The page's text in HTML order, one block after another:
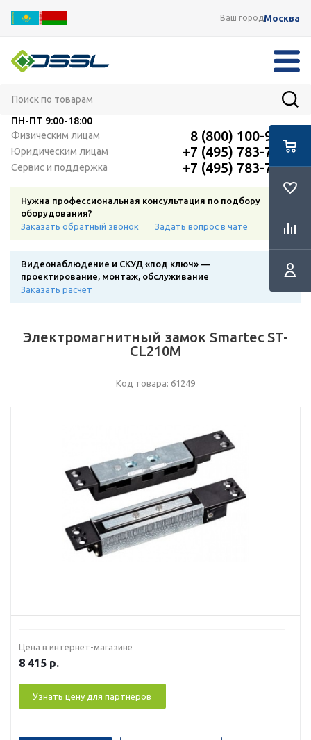
Ваш городМосква
ПН-ПТ 9:00-18:00
Физическим лицам
8 (800) 100-91-12
Юридическим лицам +7 (495) 783-72-87
Сервис и поддержка +7 (495) 783-72-87
Нужна профессиональная консультация по подбору
оборудования?
Заказать обратный звонок
Задать вопрос в чате
Видеонаблюдение и СКУД «под ключ» —
проектирование, монтаж, обслуживание
Заказать расчет
Электромагнитный замок Smartec ST-
CL210M
Код товара: 61249
Цена в интернет-магазине
8 415 р.
Узнать цену для партнеров